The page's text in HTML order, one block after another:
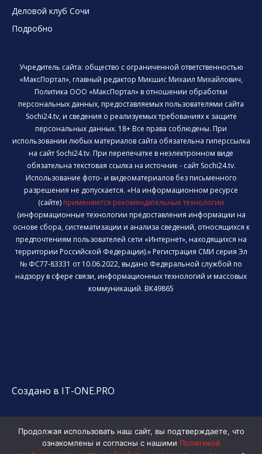
Деловой клуб Сочи
Подробно
Учредитель сайта: общество с ограниченной ответственностью
«МаксПортал», главный редактор Микшис Михаил Михайлович,
Политика ООО «МаксПортал» в отношении обработки
персональных данных, предоставляемых пользователями сайта
Sochi24.tv, и сведения о реализуемых требованиях к защите
персональных данных. 18+ Все права соблюдены. При
использовании любых материалов сайта обязательна гиперссылка
на сайт Sochi24.tv. При перепечатке в неэлектронном виде
обязательна текстовая ссылка на источник - сайт Sochi24.tv.
Использование фото- и видеоматериалов без письменного
разрешения не допускается. «На информационном ресурсе
(сайте) применяются рекомендательные технологии
(информационные технологии предоставления информации на
основе сбора, систематизации и анализа сведений, относящихся к
предпочтениям пользователей сети «Интернет», находящихся на
территории Российской Федерации).» Регистрация СМИ серия Эл
№ ФС77-83331 от 10.06.2022, выдано Федеральной службой по
надзору в сфере связи, информационных технологий и массовых
коммуникаций. ВК49865
Создано в IT-ONE.PRO
Продолжая использовать наш сайт, вы подтверждаете, что
ознакомлены и согласны с нашими Политикой